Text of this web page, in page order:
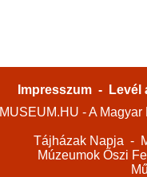
Impresszum -
Levél
MUSEUM.HU - A
Tájházak Napja -
Múzeumok Őszi